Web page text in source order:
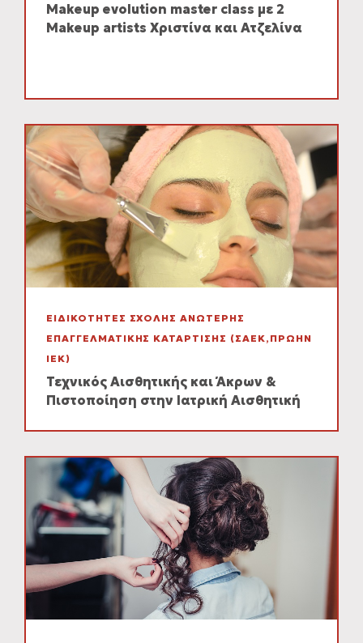
Makeup evolution master class με 2
Makeup artists Χριστίνα και Ατζελίνα
ΕΙΔΙΚΟΤΗΤΕΣ ΣΧΟΛΗΣ ΑΝΩΤΕΡΗΣ
ΕΠΑΓΓΕΛΜΑΤΙΚΗΣ ΚΑΤΑΡΤΙΣΗΣ (ΣΑΕΚ,ΠΡΩΗΝ
ΙΕΚ)
Τεχνικός Αισθητικής και Άκρων &
Πιστοποίηση στην Ιατρική Αισθητική